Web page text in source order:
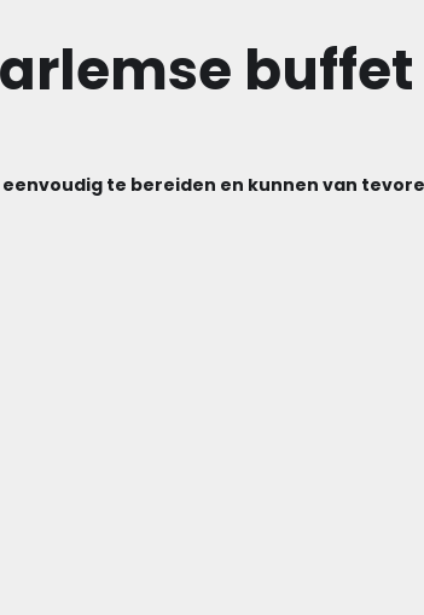
buffet
eenvoudig te bereiden en kunnen van